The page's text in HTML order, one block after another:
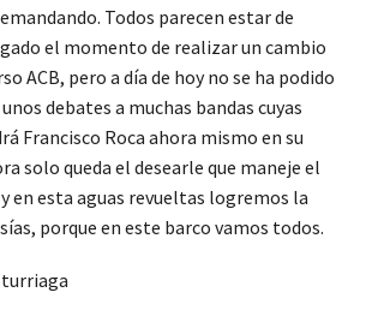
Todos parecen estar de
el momento de realizar un cambio
ACB, pero a día de hoy no se ha podido
debates a muchas bandas cuyas
Francisco Roca ahora mismo en su
solo queda el desearle que maneje el
en esta aguas revueltas logremos la
porque en este barco vamos todos.